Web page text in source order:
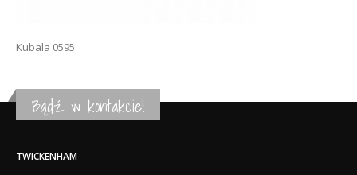
Kubala 0595
Bądź w kontakcie!
TWICKENHAM